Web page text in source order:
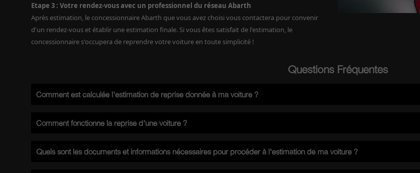
Etape 3 : Votre rendez-vous avec un professionnel du réseau Abarth
Après estimation, le concessionnaire Abarth que vous avez choisi vous contactera pour convenir
d'un rendez-vous et établir une estimation finale. Si vous êtes satisfait de l'estimation, le
concessionnaire s'occupera de reprendre votre voiture en toute simplicité !
Questions Fréquentes
Comment est calculée l'estimation de reprise donnée à ma voiture ?
Comment fonctionne la reprise d'une voiture ?
examine avec vous l'état du véhicule et vous propose alors un prix de reprise ferme. Si l'offre vous convient, le concessionnaire rachète votre véhicule.
Quels sont les documents et informations nécessaires pour procéder à l'estimation de ma voiture ?